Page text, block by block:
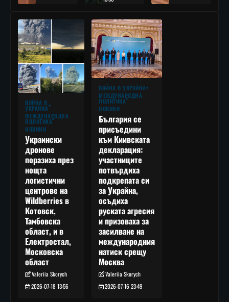
ВОЙНА В
УКРАЙНА
МЕЖДУНАРОДНА
ПОЛИТИКА
НОВИНИ
Украински
дронове
поразиха през
нощта
логистични
центрове на
Wildberries в
Котовск,
Тамбовска
област, и в
Електростал,
Московска
област
Valeriia Skorych
2026-07-18 13:56
ВОЙНА В УКРАЙНА
МЕЖДУНАРОДНА
ПОЛИТИКА
НОВИНИ
България се
присъедини
към Киивската
декларация:
участниците
потвърдиха
подкрепата си
за Украйна,
осъдиха
руската агресия
и призоваха за
засилване на
международния
натиск срещу
Москва
Valeriia Skorych
2026-07-16 23:49